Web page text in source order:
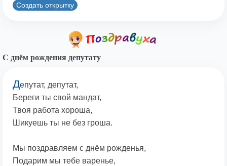
Создать открытку
С днём рождения депутату
Депутат, депутат,
Береги ты свой мандат,
Твоя работа хороша,
Шикуешь ты не без гроша.
Мы поздравляем с днём рожденья,
Подарим мы тебе варенье,